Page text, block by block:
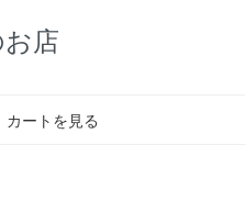
店
カートを見る